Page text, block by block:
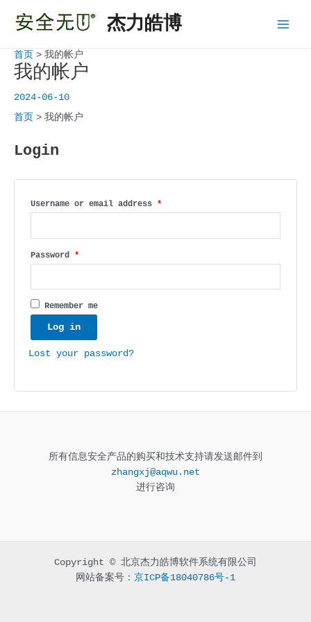
杰力皓博
首页 我的帐户
我的帐户
2024-06-10
首页
我的帐户
Login
Username or email address *
Password *
Remember me
Log in
Lost your password?
所有信息安全产品的购买和技术支持请发送邮件到
zhangxj@aqwu.net
进行咨询
Copyright © 北京杰力皓博软件系统有限公司
网站备案号： 京ICP备18040786号-1